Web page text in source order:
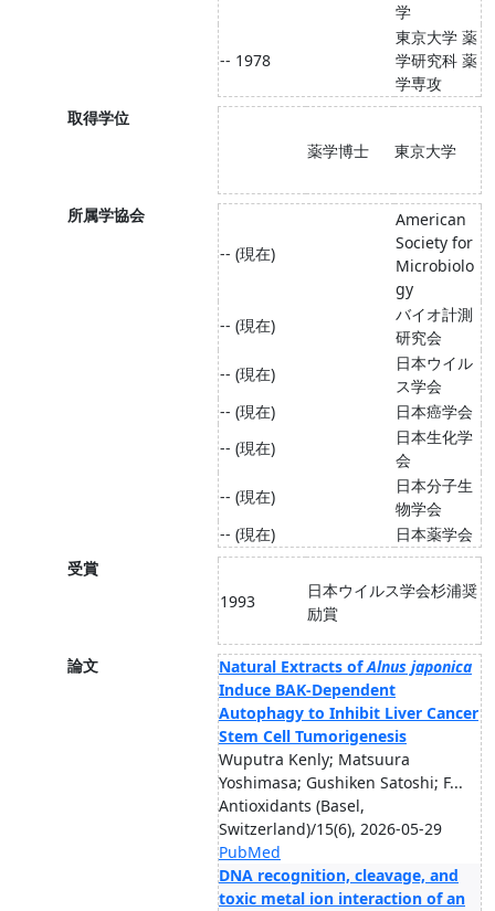
学
-- 1978
東京大学 薬
学研究科 薬
学専攻
取得学位
薬学博士
東京大学
所属学協会
-- (現在)
American
Society for
Microbiolo
gy
-- (現在)
バイオ計測
研究会
-- (現在)
日本ウイル
ス学会
-- (現在)
日本癌学会
-- (現在)
日本生化学
会
-- (現在)
日本分子生
物学会
-- (現在)
日本薬学会
受賞
1993
日本ウイルス学会杉浦奨
励賞
論文 Natural Extracts ofAlnus japonica
Induce BAK-Dependent
Autophagy to Inhibit Liver Cancer
Stem Cell Tumorigenesis
Wuputra Kenly; Matsuura
Yoshimasa; Gushiken Satoshi; F...
Antioxidants (Basel,
Switzerland)/15(6), 2026-05-29
PubMed
DNA recognition, cleavage, and
toxic metal ion interaction of an